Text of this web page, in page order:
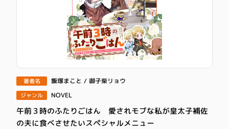
著者名 飯塚まこと / 御子柴リョウ
ジャンル NOVEL
午前３時のふたりごはん 愛されモブな私が皇太子補佐
の夫に食べさせたいスペシャルメニュー